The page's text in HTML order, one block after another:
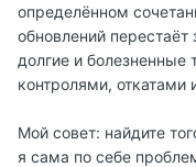
помнит мои 3000
сборке есть?
реализовали?
определённом
обновлений перестаёт
долгие и
контролями, откатами
Мой совет: найдите
я сама по себе